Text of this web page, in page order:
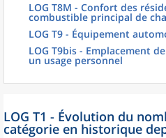
LOG T8M - Confort des
combustible principal de
LOG T9 - Équipement
LOG T9bis - Emplacement
un usage personnel
LOG T1 - Évolution du
catégorie en historique